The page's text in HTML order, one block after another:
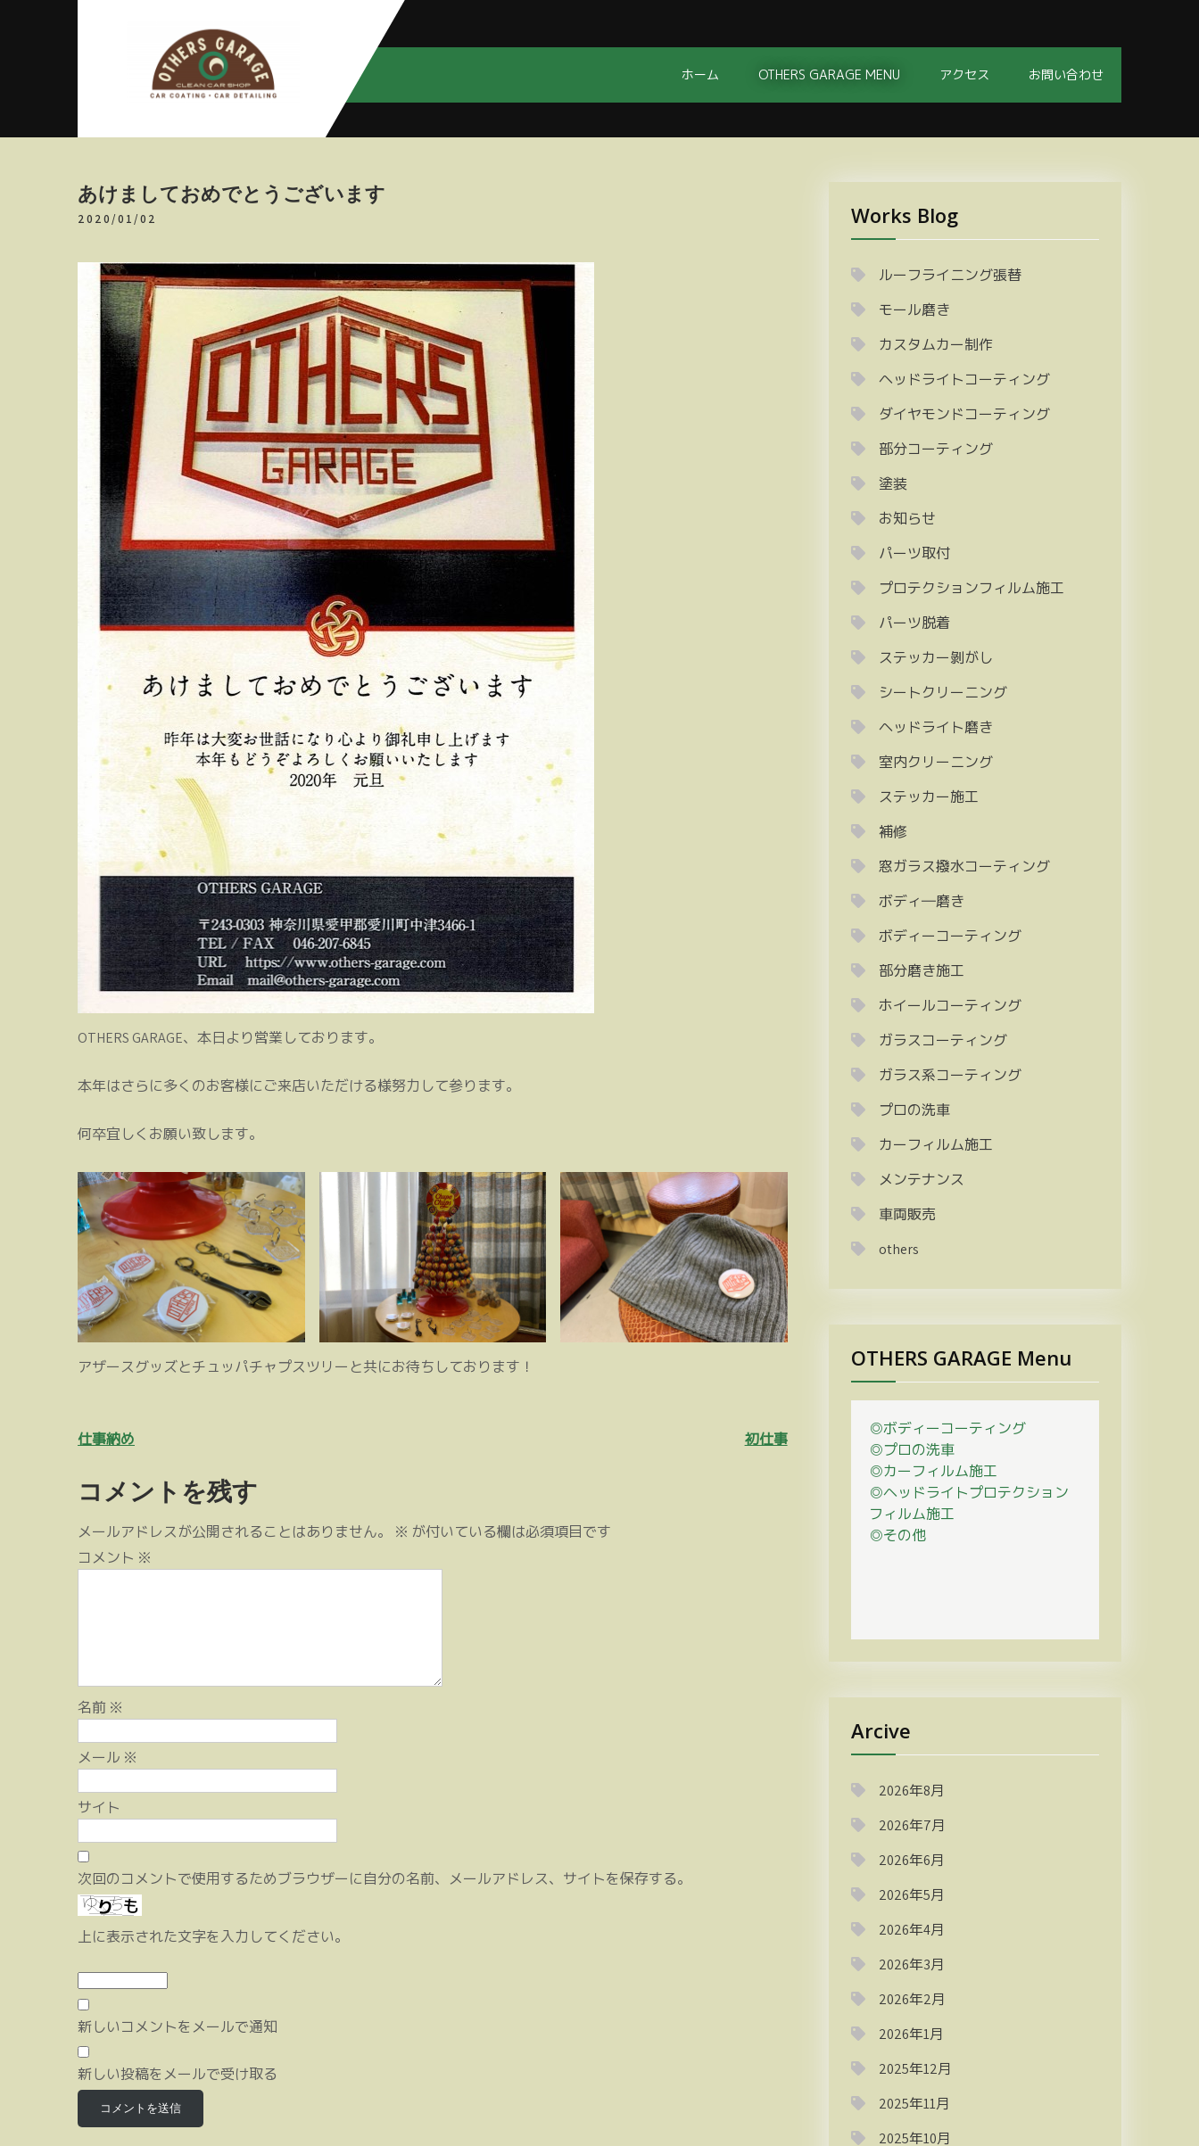
アザースガ
テナンス
ホーム OTHERS GARAGE MENU アクセス お問い合わせ
あけましておめでとうございます
2020/01/02
OTHERS GARAGE、本日より営業しております。
本年はさらに多くのお客様にご来店いただける様努力して参ります。
何卒宜しくお願い致します。
アザースグッズとチュッパチャプスツリーと共にお待ちしております！
投
ナ
ビ
ゲ
ー
仕事納め 初仕事
コメントを残す
メールアドレスが公開されることはありません。 ※ が付いている欄は必須項目です
コメント ※
名前 ※
メール ※
サイト
次回のコメントで使用するためブラウザーに自分の名前、メールアドレス、サイトを保存する。
上に表示された文字を入力してください。
新しいコメントをメールで通知
新しい投稿をメールで受け取る
Works Blog
ルーフライニング張替
モール磨き
カスタムカー制作
ヘッドライトコーティング
ダイヤモンドコーティング
部分コーティング
塗装
お知らせ
パーツ取付
プロテクションフィルム施工
パーツ脱着
ステッカー剝がし
シートクリーニング
ヘッドライト磨き
室内クリーニング
ステッカー施工
補修
窓ガラス撥水コーティング
ボディ―磨き
ボディーコーティング
部分磨き施工
ホイールコーティング
ガラスコーティング
ガラス系コーティング
プロの洗車
カーフィルム施工
メンテナンス
車両販売
others
OTHERS GARAGE Menu
◎ボディーコーティング
◎プロの洗車
◎カーフィルム施工
◎ヘッドライトプロテクション
フィルム施工
◎その他
Arcive
2026年8月
2026年7月
2026年6月
2026年5月
2026年4月
2026年3月
2026年2月
2026年1月
2025年12月
2025年11月
2025年10月